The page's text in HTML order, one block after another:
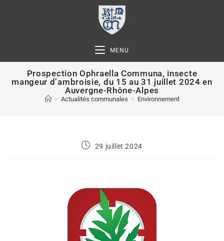
MENU
Prospection Ophraella Communa, insecte
mangeur d’ambroisie, du 15 au 31 juillet 2024 en
Auvergne-Rhône-Alpes
> Actualités communales > Environnement
29 juillet 2024